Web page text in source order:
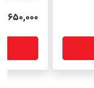
650,000